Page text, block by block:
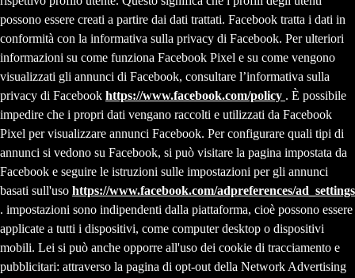
possono essere creati a partire dai dati trattati. Facebook tratta i dati in
conformità con la informativa sulla privacy di Facebook. Per ulteriori
informazioni su come funziona Facebook Pixel e su come vengono
visualizzati gli annunci di Facebook, consultare l’informativa sulla
privacy di Facebook https://www.facebook.com/policy . È possibile
impedire che i propri dati vengano raccolti e utilizzati da Facebook
Pixel per visualizzare annunci Facebook. Per configurare quali tipi di
annunci si vedono su Facebook, si può visitare la pagina impostata da
Facebook e seguire le istruzioni sulle impostazioni per gli annunci
basati sull'uso https://www.facebook.com/adpreferences/ad_settings
. impostazioni sono indipendenti dalla piattaforma, cioè possono essere
applicate a tutti i dispositivi, come computer desktop o dispositivi
mobili. Lei si può anche opporre all'uso dei cookie di tracciamento e
pubblicitari: attraverso la pagina di opt-out della Network Advertising